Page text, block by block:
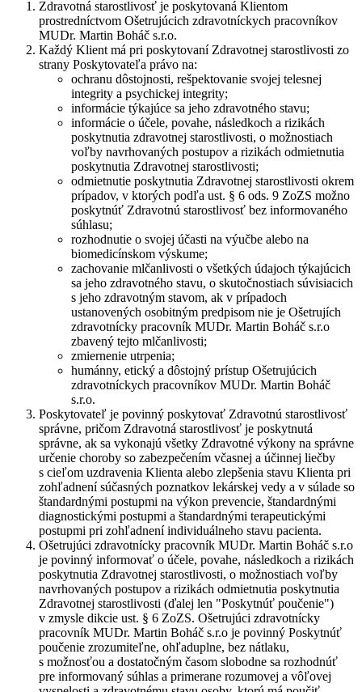
Zdravotná starostlivosť je poskytovaná Klientom
prostredníctvom Ošetrujúcich zdravotníckych pracovníkov
MUDr. Martin Boháč s.r.o.
Každý Klient má pri poskytovaní Zdravotnej starostlivosti zo
strany Poskytovateľa právo na:
ochranu dôstojnosti, rešpektovanie svojej telesnej
integrity a psychickej integrity;
informácie týkajúce sa jeho zdravotného stavu;
informácie o účele, povahe, následkoch a rizikách
poskytnutia zdravotnej starostlivosti, o možnostiach
voľby navrhovaných postupov a rizikách odmietnutia
poskytnutia Zdravotnej starostlivosti;
odmietnutie poskytnutia Zdravotnej starostlivosti okrem
prípadov, v ktorých podľa ust. § 6 ods. 9 ZoZS možno
poskytnúť Zdravotnú starostlivosť bez informovaného
súhlasu;
rozhodnutie o svojej účasti na výučbe alebo na
biomedicínskom výskume;
zachovanie mlčanlivosti o všetkých údajoch týkajúcich
sa jeho zdravotného stavu, o skutočnostiach súvisiacich
s jeho zdravotným stavom, ak v prípadoch
ustanovených osobitným predpisom nie je Ošetrujích
zdravotnícky pracovník MUDr. Martin Boháč s.r.o
zbavený tejto mlčanlivosti;
zmiernenie utrpenia;
humánny, etický a dôstojný prístup Ošetrujúcich
zdravotníckych pracovníkov MUDr. Martin Boháč
s.r.o.
Poskytovateľ je povinný poskytovať Zdravotnú starostlivosť
správne, pričom Zdravotná starostlivosť je poskytnutá
správne, ak sa vykonajú všetky Zdravotné výkony na správne
určenie choroby so zabezpečením včasnej a účinnej liečby
s cieľom uzdravenia Klienta alebo zlepšenia stavu Klienta pri
zohľadnení súčasných poznatkov lekárskej vedy a v súlade so
štandardnými postupmi na výkon prevencie, štandardnými
diagnostickými postupmi a štandardnými terapeutickými
postupmi pri zohľadnení individuálneho stavu pacienta.
Ošetrujúci zdravotnícky pracovník MUDr. Martin Boháč s.r.o
je povinný informovať o účele, povahe, následkoch a rizikách
poskytnutia Zdravotnej starostlivosti, o možnostiach voľby
navrhovaných postupov a rizikách odmietnutia poskytnutia
Zdravotnej starostlivosti (ďalej len "Poskytnúť poučenie")
v zmysle dikcie ust. § 6 ZoZS. Ošetrujúci zdravotnícky
pracovník MUDr. Martin Boháč s.r.o je povinný Poskytnúť
poučenie zrozumiteľne, ohľaduplne, bez nátlaku,
s možnosťou a dostatočným časom slobodne sa rozhodnúť
pre informovaný súhlas a primerane rozumovej a vôľovej